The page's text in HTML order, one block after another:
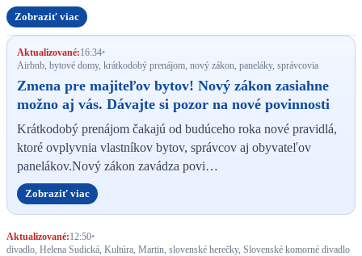
Zobraziť viac
Aktualizované:16:34•
Airbnb, bytové domy, krátkodobý prenájom, nový zákon, paneláky, správcovia
Zmena pre majiteľov bytov! Nový zákon zasiahne
možno aj vás. Dávajte si pozor na nové povinnosti
Krátkodobý prenájom čakajú od budúceho roka nové pravidlá,
ktoré ovplyvnia vlastníkov bytov, správcov aj obyvateľov
panelákov.Nový zákon zavádza povi…
Zobraziť viac
Aktualizované:12:50•
divadlo, Helena Sudická, Kultúra, Martin, slovenské herečky, Slovenské komorné divadlo